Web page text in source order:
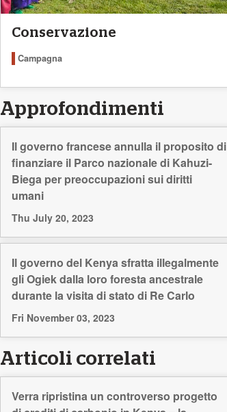
Conservazione
Campagna
Approfondimenti
Il governo francese annulla il proposito di
finanziare il Parco nazionale di Kahuzi-
Biega per preoccupazioni sui diritti
umani
Thu July 20, 2023
Il governo del Kenya sfratta illegalmente
gli Ogiek dalla loro foresta ancestrale
durante la visita di stato di Re Carlo
Fri November 03, 2023
Articoli correlati
Verra ripristina un controverso progetto